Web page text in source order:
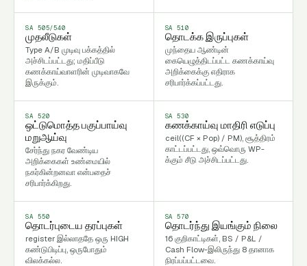
SA 505/540
முதலீடுகள்
Type A/B முடிவு பக்கத்தில்
அச்சிடப்பட்டது; மதிப்பீடு
கணக்காய்வாளரின் முடிவாகவே
இருக்கும்.
SA 510
தொடக்க இருப்புகள்
முந்தைய ஆண்டின்
கையெழுத்திடப்பட்ட கணக்காய்வு
அறிக்கைக்கு எதிராக
சரிபார்க்கப்பட்டது.
SA 520
ஒட்டுமொத்த பகுப்பாய்வு
மறுஆய்வு
சேர்ந்து நகர வேண்டிய
அறிக்கைகள் உண்மையில்
நகர்கின்றனவா என்பதைச்
சரிபார்க்கிறது.
SA 530
கணக்காய்வு மாதிரி எடுப்பு
ceil((CF × Pop) / PM), சூத்திரம்
காட்டப்பட்டது, ஒவ்வொரு WP-
க்கும் சீடு அச்சிடப்பட்டது.
SA 550
தொடர்புடைய தரப்புகள்
register இல்லாததே ஒரு HIGH
கண்டுபிடிப்பு, ஒருபோதும்
விலக்கல்ல.
SA 570
தொடர்ந்து இயங்கும் நிலை
16 குறிகாட்டிகள், BS / P&L /
Cash Flow-இலிருந்து 8 தானாக
நிரப்பப்பட்டவை.